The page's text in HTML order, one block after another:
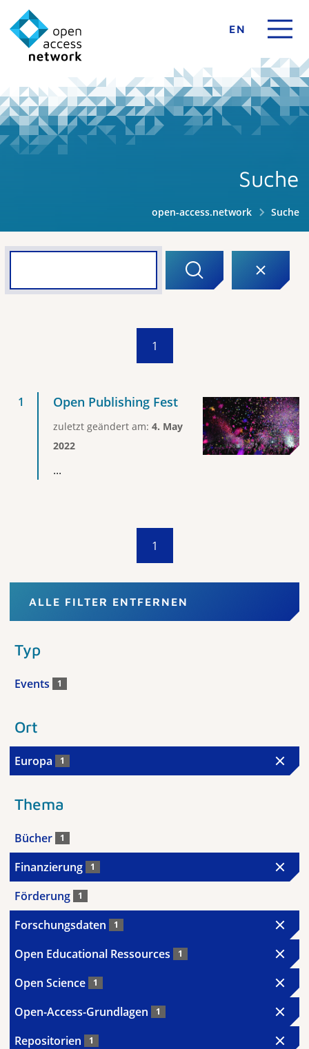
EN
Suche
open-access.network Suche
1
Open Publishing Fest
zuletzt geändert am: 4. May
2022
...
1
ALLE FILTER ENTFERNEN
Typ
Events 1
Ort
Europa 1
Thema
Bücher 1
Finanzierung 1
Förderung 1
Forschungsdaten 1
Open Educational Ressources 1
Open Science 1
Open-Access-Grundlagen 1
Repositorien 1